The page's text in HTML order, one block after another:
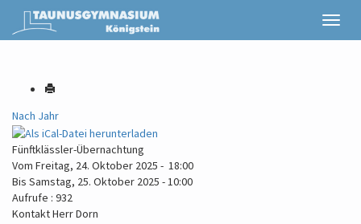
Nach Jahr
Fünftklässler-Übernachtung
Vom Freitag, 24. Oktober 2025 - 18:00
Bis Samstag, 25. Oktober 2025 - 10:00
Aufrufe : 932
KontaktHerr Dorn